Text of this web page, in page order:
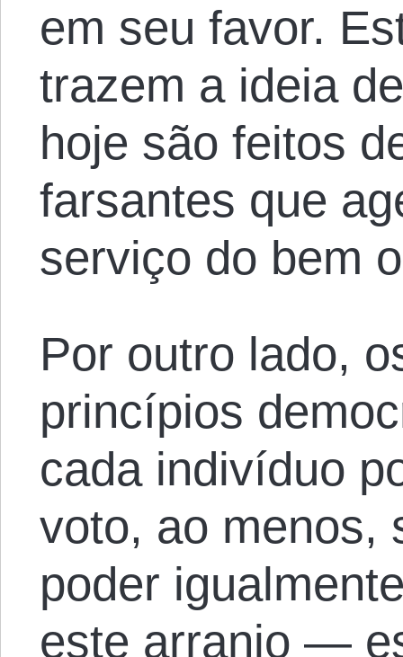
em seu favor.
trazem a ideia
hoje são feitos
farsantes que
serviço do bem
Por outro lado,
princípios
cada indivíduo
voto, ao menos,
poder
este arranjo —